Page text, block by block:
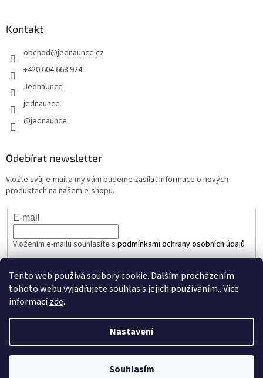
Tento web používá soubory cookie. Dalším procházením
tohoto webu vyjadřujete souhlas s jejich používáním.. Více
informacízde.
Nastavení
Souhlasím
Kontakt
obchod@jednaunce.cz
+420 604 668 924
JednaUnce
jednaunce
@jednaunce
Odebírat newsletter
Vložte svůj e-mail a my vám budeme zasílat informace o nových
produktech na našem e-shopu.
E-mail
Vložením e-mailu souhlasíte s podmínkami ochrany osobních údajů
PŘIHLÁSIT SE
Copyright 2026JEDNAUNCE.cz. Všechna práva vyhrazena.Upravit
nastavení cookies